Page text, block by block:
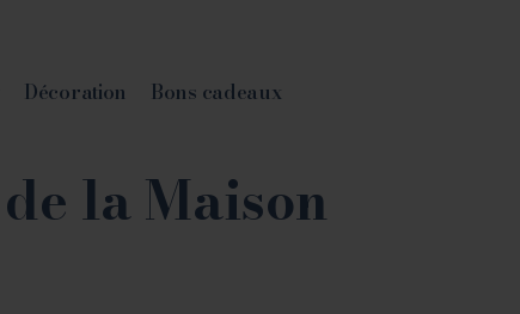
Décoration Bons cadeaux
la Maison